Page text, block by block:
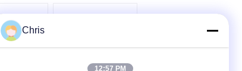
Chris
12:57 PM